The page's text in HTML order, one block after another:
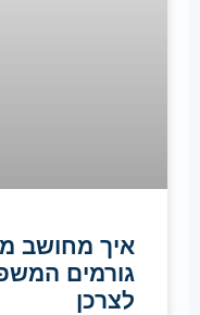
איך מחושב
גורמים
לצרכן